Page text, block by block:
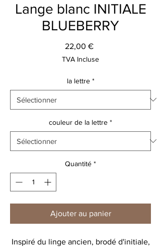
Lange blanc INITIALE
BLUEBERRY
22,00 €Prix
TVA Incluse
la lettre *
couleur de la lettre *
Quantité *
Ajouter au panier
Inspiré du linge ancien, brodé d'initiale,